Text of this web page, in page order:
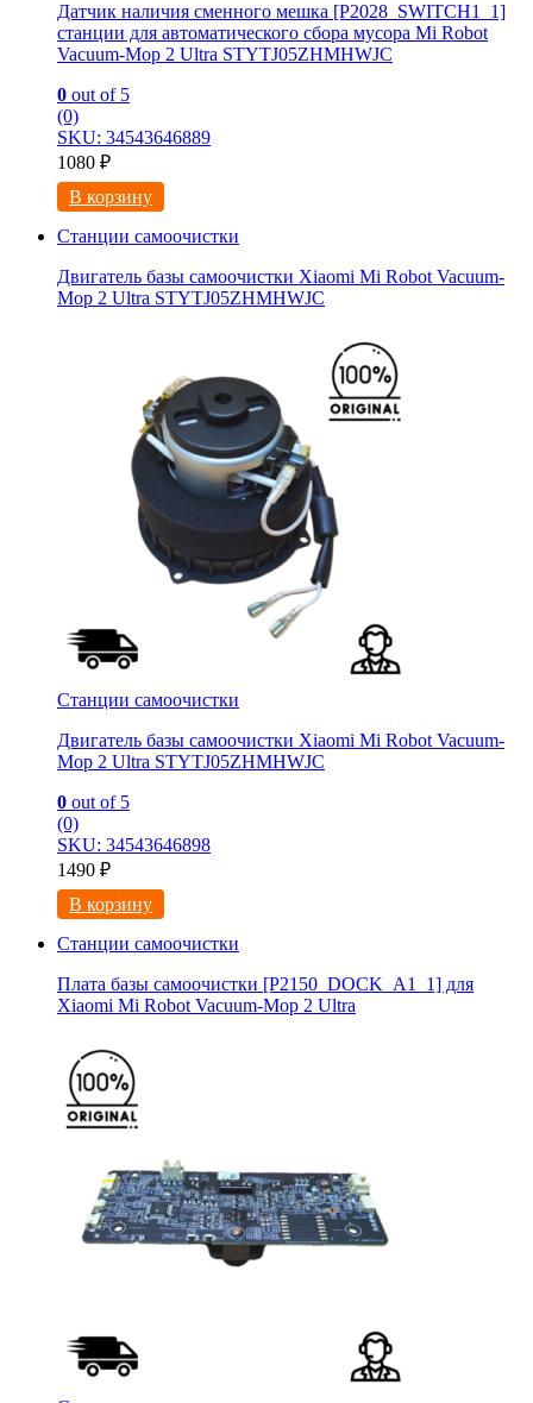
Датчик наличия сменного мешка [P2028_SWITCH1_1]
станции для автоматического сбора мусора Mi Robot
Vacuum-Mop 2 Ultra STYTJ05ZHMHWJC
0 out of 5
(0)
SKU: 34543646889
1080 ₽
В корзину
Станции самоочистки
Двигатель базы самоочистки Xiaomi Mi Robot Vacuum-
Mop 2 Ultra STYTJ05ZHMHWJC
Станции самоочистки
Двигатель базы самоочистки Xiaomi Mi Robot Vacuum-
Mop 2 Ultra STYTJ05ZHMHWJC
0 out of 5
(0)
SKU: 34543646898
1490 ₽
В корзину
Станции самоочистки
Плата базы самоочистки [P2150_DOCK_A1_1] для
Xiaomi Mi Robot Vacuum-Mop 2 Ultra